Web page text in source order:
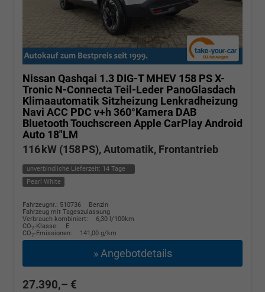
Nissan Qashqai 1.3 DIG-T MHEV 158 PS X-
Tronic N-Connecta Teil-Leder PanoGlasdach
Klimaautomatik Sitzheizung Lenkradheizung
Navi ACC PDC v+h 360°Kamera DAB
Bluetooth Touchscreen Apple CarPlay Android
Auto 18"LM
116 kW (158 PS), Automatik, Frontantrieb
unverbindliche Lieferzeit: 14 Tage
Pearl White
Fahrzeugnr.: 510736
Benzin
Fahrzeug mit Tageszulassung
Verbrauch kombiniert:
6,30 l/100km
CO2-Klasse:
E
CO2-Emissionen: 141,00 g/km
» Angebotdetails
27.390,– €